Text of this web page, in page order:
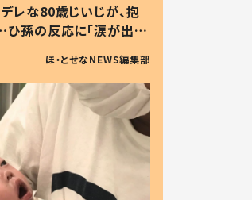
レな80歳じいじが、抱
ひ孫の反応に「涙が出ま
て仕方ない」
ほ・とせなNEWS編集部